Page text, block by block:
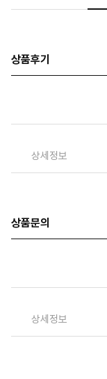
상품후기
상세정보
상품문의
상세정보